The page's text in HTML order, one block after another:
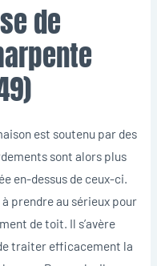
de
est soutenu par des
sont alors plus
en-dessus de ceux-ci.
prendre au sérieux pour
de toit. Il s’avère
traiter efficacement la